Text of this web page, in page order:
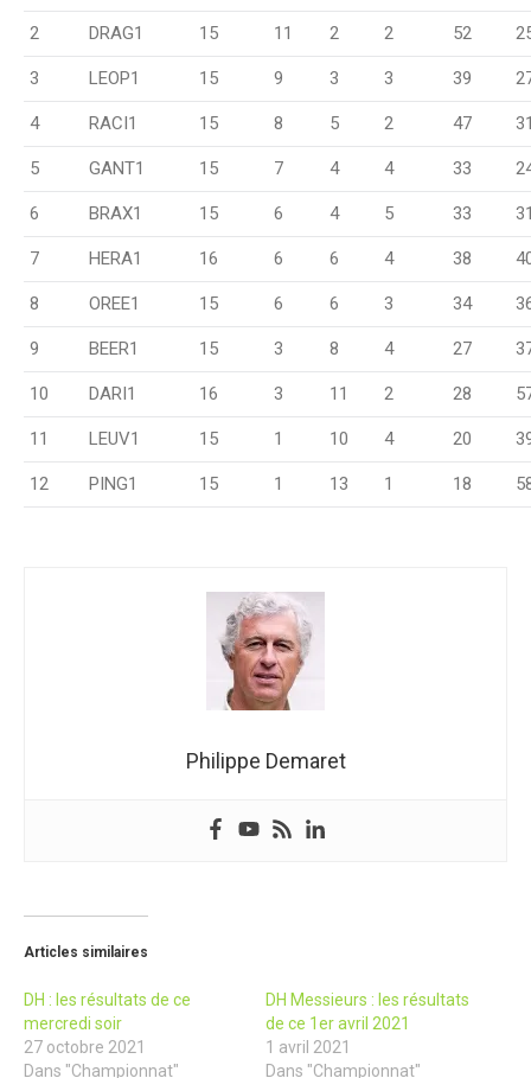
2 DRAG1 15 11 2 2 52
3 LEOP1 15 9 3 3 39
4 RACI1 15 8 5 2 47
5 GANT1 15 7 4 4 33
6 BRAX1 15 6 4 5 33
7 HERA1 16 6 6 4 38
8 OREE1 15 6 6 3 34
9 BEER1 15 3 8 4 27
10 DARI1 16 3 11 2 28
11 LEUV1 15 1 10 4 20
12 PING1 15 1 13 1 18
Philippe Demaret
Articles similaires
DH : les résultats de ce
mercredi soir
27 octobre 2021
Dans "Championnat"
DH Messieurs : les résultats
de ce 1er avril 2021
1 avril 2021
Dans "Championnat"